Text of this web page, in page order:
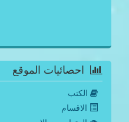
احصائيات الموقع
الكتب
الاقسام